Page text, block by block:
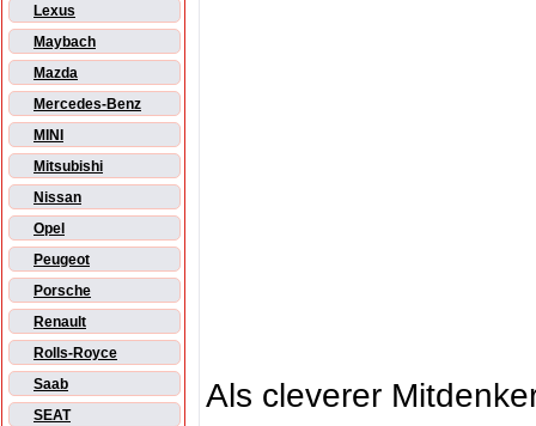
Lexus
Maybach
Mazda
Mercedes-Benz
MINI
Mitsubishi
Nissan
Opel
Peugeot
Porsche
Renault
Rolls-Royce
Saab
SEAT
Als cleverer